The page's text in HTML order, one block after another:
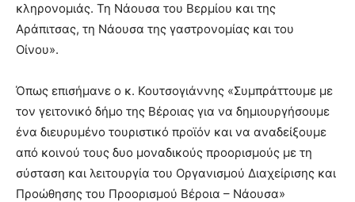
κληρονομιάς. Τη Νάουσα του Βερμίου και της
Αράπιτσας, τη Νάουσα της γαστρονομίας και του
Οίνου».
Όπως επισήμανε ο κ. Κουτσογιάννης «Συμπράττουμε με
τον γειτονικό δήμο της Βέροιας για να δημιουργήσουμε
ένα διευρυμένο τουριστικό προϊόν και να αναδείξουμε
από κοινού τους δυο μοναδικούς προορισμούς με τη
σύσταση και λειτουργία του Οργανισμού Διαχείρισης και
Προώθησης του Προορισμού Βέροια – Νάουσα»